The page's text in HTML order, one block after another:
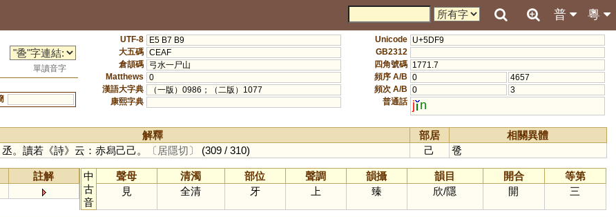
粵
普
單讀音字
UTF-8
E5 B7 B9
大五碼 CEAF
倉頡碼
弓水一尸山
Matthews
0
漢語大字典
（一版）0986；（二版）1077
康熙字典
Unicode U+5DF9
GB2312
四角號碼 1771.7
頻序 A/B 0
4657
頻次 A/B 0
3
普通話 j n
解釋 部居
相關異體
。讀若《詩》云：赤舄己己。 〔居隱切〕 (309 / 310) 己 卺
註解
中
古
音
聲母 清濁 部位 聲調 韻攝 韻目 開合
等第
見
全清 牙 上 臻 欣/隱 開 三